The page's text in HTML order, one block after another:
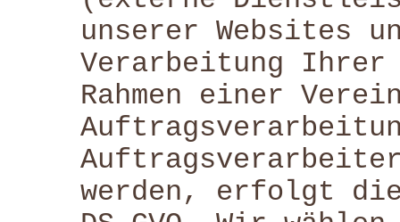
unserer Websites
Verarbeitung Ihrer
Rahmen einer
werden, erfolgt